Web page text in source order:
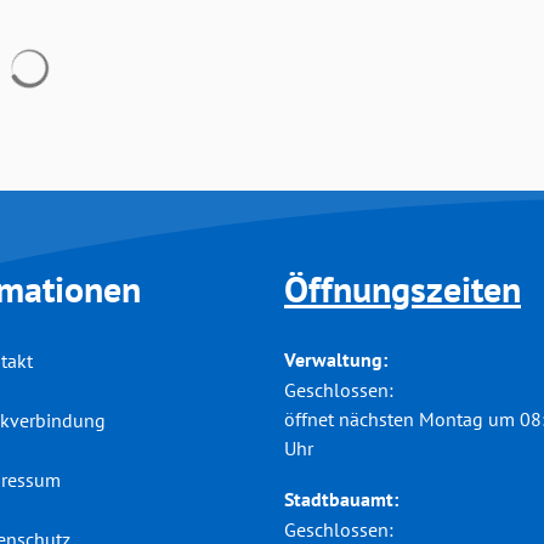
Öffnungszeiten
Verwaltung:
Klicken, um weitere
Geschlossen:
öffnet nächsten Montag um
Uhr
Stadtbauamt:
Klicken, um weitere
Geschlossen: